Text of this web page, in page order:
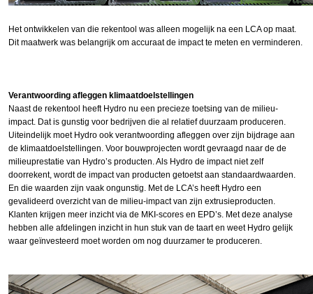
Het ontwikkelen van die rekentool was alleen mogelijk na een LCA op maat.
Dit maatwerk was belangrijk om accuraat de impact te meten en verminderen.
Verantwoording afleggen klimaatdoelstellingen
Naast de rekentool heeft Hydro nu een precieze toetsing van de milieu-
impact. Dat is gunstig voor bedrijven die al relatief duurzaam produceren.
Uiteindelijk moet Hydro ook verantwoording afleggen over zijn bijdrage aan
de klimaatdoelstellingen. Voor bouwprojecten wordt gevraagd naar de de
milieuprestatie van Hydro’s producten. Als Hydro de impact niet zelf
doorrekent, wordt de impact van producten getoetst aan standaardwaarden.
En die waarden zijn vaak ongunstig. Met de LCA’s heeft Hydro een
gevalideerd overzicht van de milieu-impact van zijn extrusieproducten.
Klanten krijgen meer inzicht via de MKI-scores en EPD’s. Met deze analyse
hebben alle afdelingen inzicht in hun stuk van de taart en weet Hydro gelijk
waar geïnvesteerd moet worden om nog duurzamer te produceren.